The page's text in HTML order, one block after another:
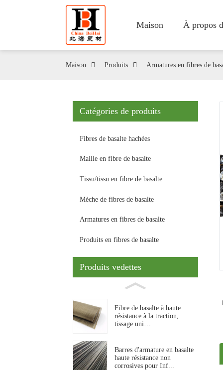
Maison À propos
Maison Produits Armatures en fibres de
Catégories de produits
Fibres de basalte hachées
Maille en fibre de basalte
Tissu/tissu en fibre de basalte
Mèche de fibres de basalte
Armatures en fibres de basalte
Produits en fibres de basalte
Produits vedettes
Fibre de basalte à haute
résistance à la traction,
tissage uni…
Barres d'armature en basalte
haute résistance non
corrosives pour Inf...